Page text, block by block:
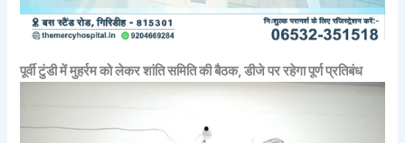
पूर्वी टुंडी में मुहर्रम को लेकर शांति समिति की बैठक, डीजे पर रहेगा पूर्ण प्रतिबंध